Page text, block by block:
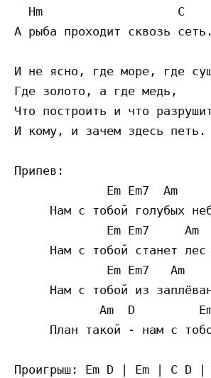
  Hm                   C
А рыба проходит сквозь сеть.
И не ясно, где море, где
Где золото, а где медь,
Что построить и что
И кому, и зачем здесь петь.
Припев:
Em Em7  Am
Нам с тобой голубых
Em Em7     Am
Нам с тобой станет лес
Em Em7   Am
Нам с тобой из
Am  D
План такой - нам с
Проигрыш: Em D | Em | C D